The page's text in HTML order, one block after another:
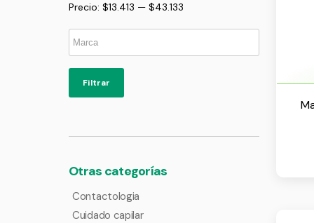
Precio: $13.413 — $43.133
Filtrar
Otras categorías
Contactologia
Cuidado capilar